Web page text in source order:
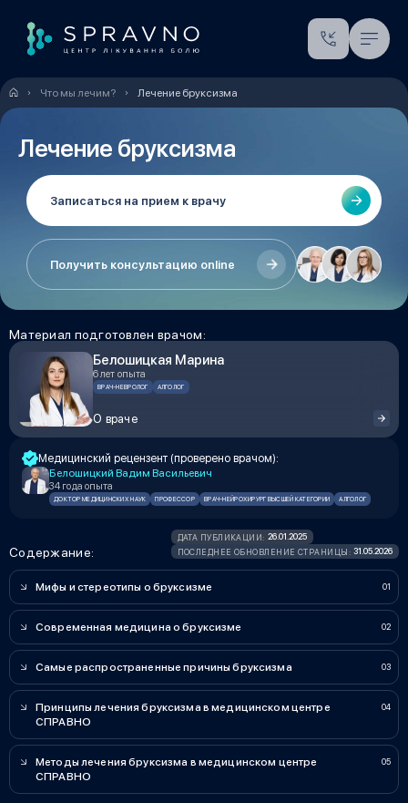
Что мы лечим? Лечение бруксизма
Лечение бруксизма
Записаться на прием к врачу
Получить консультацию online
Материал подготовлен врачом:
Белошицкая Марина
6 лет опыта
ВРАЧ-НЕВРОЛОГ АЛГОЛОГ
О враче
Медицинский рецензент (проверено врачом):
Белошицкий Вадим Васильевич
34 года опыта
ДОКТОР МЕДИЦИНСКИХ НАУК ПРОФЕССОР ВРАЧ-НЕЙРОХИРУРГ ВЫСШЕЙ КАТЕГОРИИ АЛГОЛОГ
Содержание:
ДАТА ПУБЛИКАЦИИ: 26.01.2025
ПОСЛЕДНЕЕ ОБНОВЛЕНИЕ СТРАНИЦЫ: 31.05.2026
Мифы и стереотипы о бруксизме
Современная медицина о бруксизме
Самые распространенные причины бруксизма
Принципы лечения бруксизма в медицинском центре
СПРАВНО
Методы лечения бруксизма в медицинском центре
СПРАВНО